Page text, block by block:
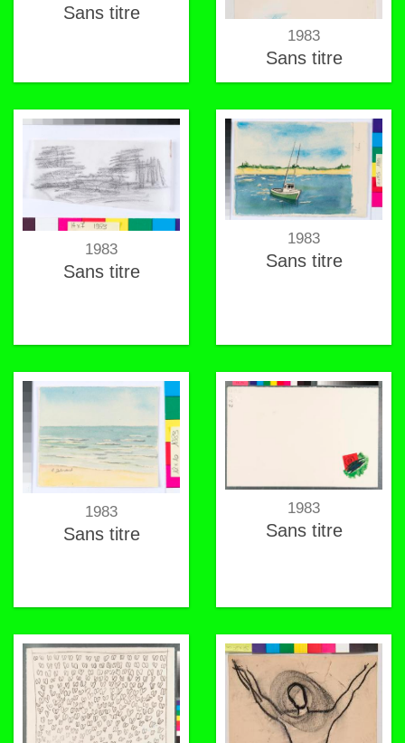
Sans titre
1983
Sans titre
1983
Sans titre
1983
Sans titre
1983
Sans titre
1983
Sans titre